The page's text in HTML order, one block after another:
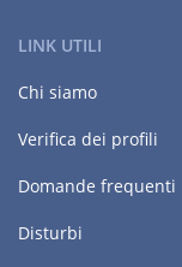
LINK UTILI
Chi siamo
Verifica dei profili
Domande frequenti
Disturbi